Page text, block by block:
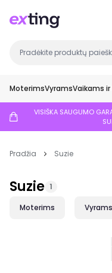
MoterimsVyramsVaikams
VISIŠKA SAUGUMO
Pradžia Suzie
Suzie 1
Moterims Vyrams